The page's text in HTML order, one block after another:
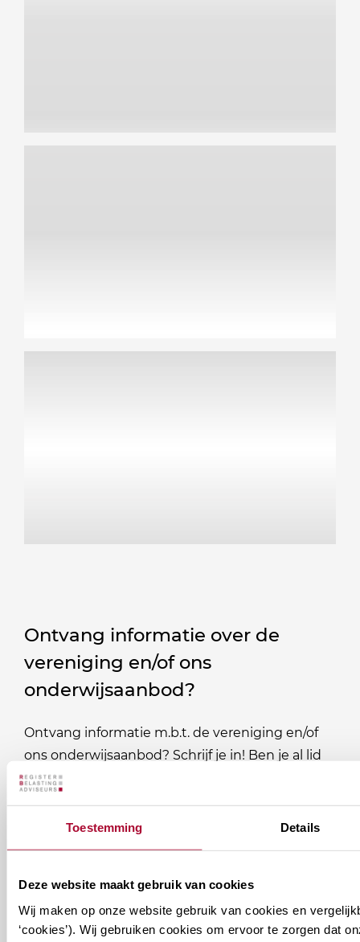
Toestemming Details
Deze website maakt gebruik van cookies
Wij maken op onze website gebruik van cookies en
‘cookies’). Wij gebruiken cookies om ervoor te zorgen dat
Ontvang informatie over de
vereniging en/of ons
onderwijsaanbod?
Ontvang informatie m.b.t. de vereniging en/of
ons onderwijsaanbod? Schrijf je in! Ben je al lid
van het RB? Geef dan in je profiel op Mijn RB
Welke
zou
je
willen
Permanente Educatie nieuwsbrief